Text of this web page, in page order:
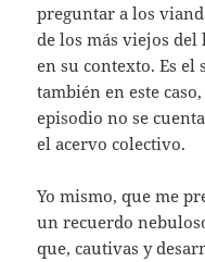
preguntar a los
de los más viejos
en su contexto. Es el
también en este
episodio no se
el acervo colectivo.
Yo mismo, que me
un recuerdo
que, cautivas y